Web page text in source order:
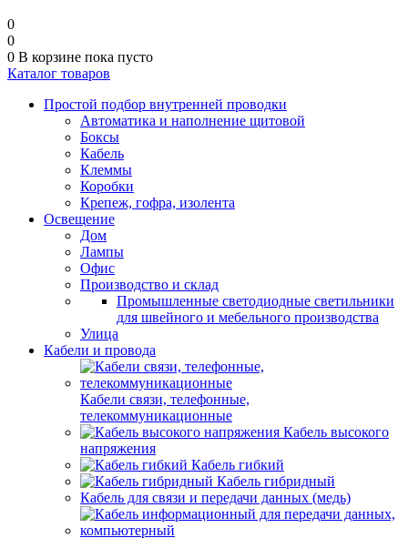
0
0
0 В корзине пока пусто
Каталог товаров
Простой подбор внутренней проводки
Автоматика и наполнение щитовой
Боксы
Кабель
Клеммы
Коробки
Крепеж, гофра, изолента
Освещение
Дом
Лампы
Офис
Производство и склад
Промышленные светодиодные светильники
для швейного и мебельного производства
Улица
Кабели и провода
Кабели связи, телефонные,
телекоммуникационные
Кабель высокого
напряжения
Кабель гибкий
Кабель гибридный
Кабель для связи и передачи данных (медь)